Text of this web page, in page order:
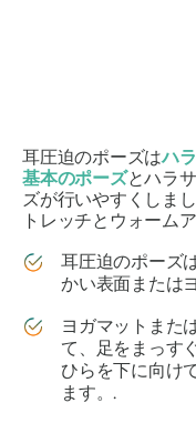
耳圧迫のポーズはハ
基本のポーズとハラ
ズが行いやすくしま
トレッチとウォーム
耳圧迫のポーズ
かい表面または
ヨガマットまた
て、足をまっす
ひらを下に向け
ます。.